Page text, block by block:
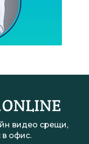
видео срещи,
в офис.